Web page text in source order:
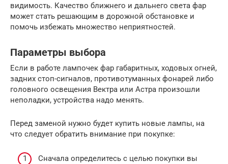
видимость. Качество ближнего и дальнего света фар
может стать решающим в дорожной обстановке и
помочь избежать множество неприятностей.
Параметры выбора
Если в работе лампочек фар габаритных, ходовых огней,
задних стоп-сигналов, противотуманных фонарей либо
головного освещения Вектра или Астра произошли
неполадки, устройства надо менять.
Перед заменой нужно будет купить новые лампы, на
что следует обратить внимание при покупке:
Сначала определитесь с целью покупки вы